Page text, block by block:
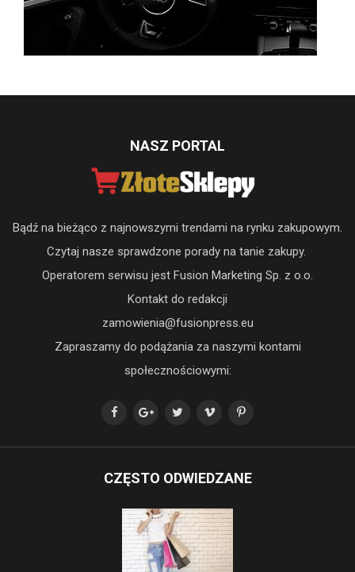
NASZ PORTAL
Bądź na bieżąco z najnowszymi trendami na rynku zakupowym.
Czytaj nasze sprawdzone porady na tanie zakupy.
Operatorem serwisu jest Fusion Marketing Sp. z o.o.
Kontakt do redakcji
zamowienia@fusionpress.eu
Zapraszamy do podążania za naszymi kontami
społecznościowymi:
CZĘSTO ODWIEDZANE